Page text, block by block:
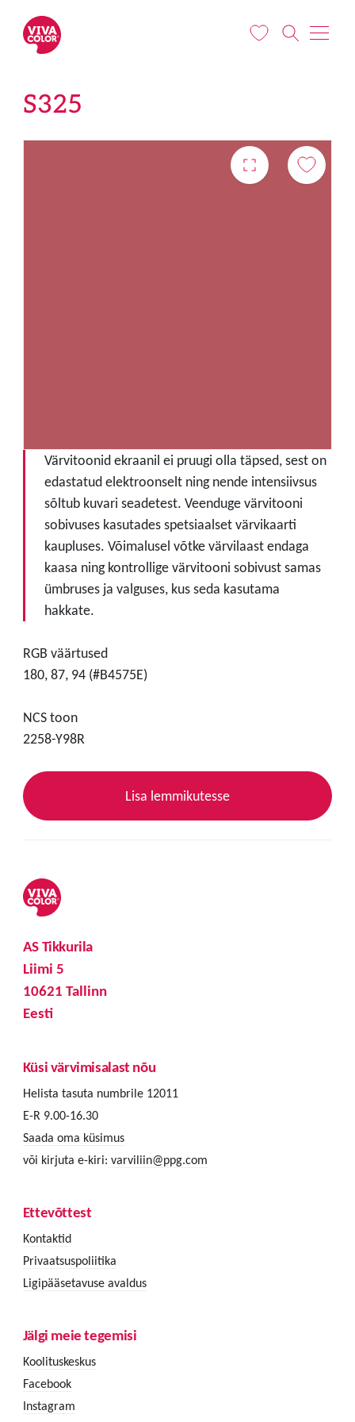
S325
Värvitoonid ekraanil ei pruugi olla täpsed, sest on
edastatud elektroonselt ning nende intensiivsus
sõltub kuvari seadetest. Veenduge värvitooni
sobivuses kasutades spetsiaalset värvikaarti
kaupluses. Võimalusel võtke värvilaast endaga
kaasa ning kontrollige värvitooni sobivust samas
ümbruses ja valguses, kus seda kasutama
hakkate.
RGB väärtused
180, 87, 94 (#B4575E)
NCS toon
2258-Y98R
Lisa lemmikutesse
AS Tikkurila
Liimi 5
10621 Tallinn
Eesti
Küsi värvimisalast nõu
Helista tasuta numbrile 12011
E-R 9.00-16.30
Saada oma küsimus
või kirjuta e-kiri: varviliin@ppg.com
Ettevõttest
Kontaktid
Privaatsuspoliitika
Ligipääsetavuse avaldus
Jälgi meie tegemisi
Koolituskeskus
Facebook
Instagram